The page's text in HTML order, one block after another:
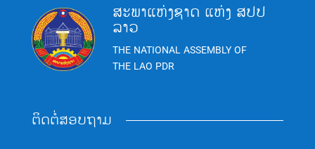
ສະພາແຫ່ງຊາດ ແຫ່ງ ສປປ
ລາວ
THE NATIONAL ASSEMBLY OF
THE LAO PDR
ຕິດຕໍ່ສອບຖາມ